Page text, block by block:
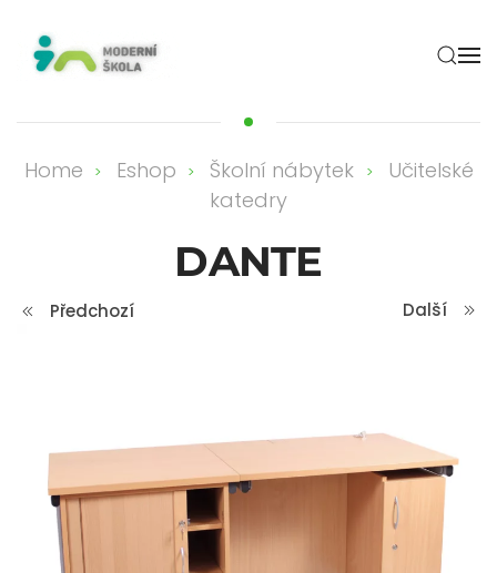
Skip to main content
Home Eshop Školní nábytek
Učitelské
katedry
DANTE
Předchozí Další